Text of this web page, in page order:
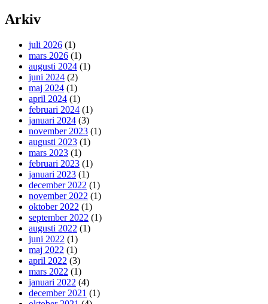
Arkiv
juli 2026 (1)
mars 2026 (1)
augusti 2024 (1)
juni 2024 (2)
maj 2024 (1)
april 2024 (1)
februari 2024 (1)
januari 2024 (3)
november 2023 (1)
augusti 2023 (1)
mars 2023 (1)
februari 2023 (1)
januari 2023 (1)
december 2022 (1)
november 2022 (1)
oktober 2022 (1)
september 2022 (1)
augusti 2022 (1)
juni 2022 (1)
maj 2022 (1)
april 2022 (3)
mars 2022 (1)
januari 2022 (4)
december 2021 (1)